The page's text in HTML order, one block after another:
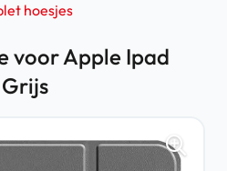
hoesjes
voor Apple Ipad
Grijs